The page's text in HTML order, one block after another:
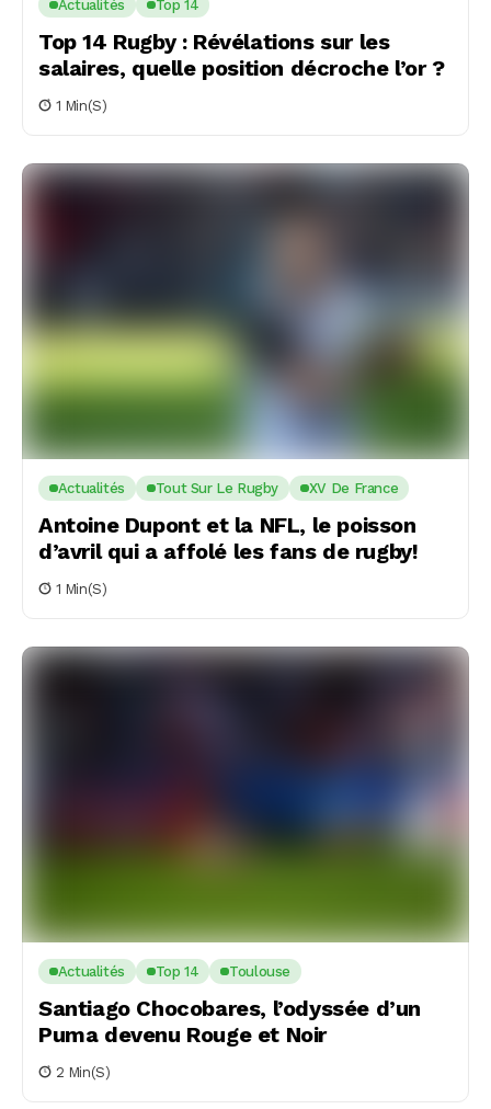
Actualités Top 14
Top 14 Rugby : Révélations sur les
salaires, quelle position décroche l’or ?
1 Min(s)
Actualités Tout Sur Le Rugby XV De France
Antoine Dupont et la NFL, le poisson
d’avril qui a affolé les fans de rugby!
1 Min(s)
Actualités Top 14 Toulouse
Santiago Chocobares, l’odyssée d’un
Puma devenu Rouge et Noir
2 Min(s)